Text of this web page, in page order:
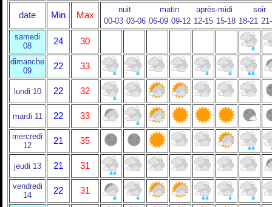
date Min Max
nuit matin après-midi
soir
00-03 03-06 06-09 09-12 12-15 15-18 18-21
samedi
08
24 30
dimanche
09
22 33
lundi 10 22 32
mardi 11 22 33
mercredi
12
21 35
jeudi 13 21 31
vendredi
14
22 31